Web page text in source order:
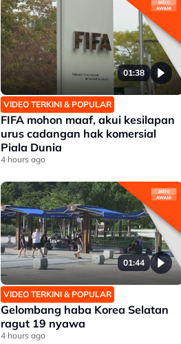
01:38
VIDEO TERKINI & POPULAR
FIFA mohon maaf, akui kesilapan
urus cadangan hak komersial
Piala Dunia
4 hours ago
01:44
VIDEO TERKINI & POPULAR
Gelombang haba Korea Selatan
ragut 19 nyawa
4 hours ago